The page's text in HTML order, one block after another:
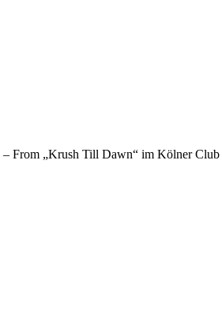
From „Krush Till Dawn“ im Kölner